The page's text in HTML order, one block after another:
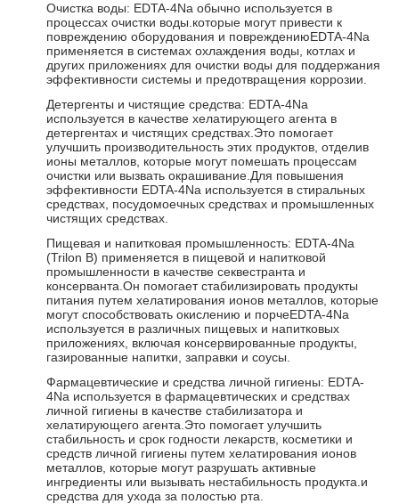
Очистка воды: EDTA-4Na обычно используется в
процессах очистки воды.которые могут привести к
повреждению оборудования и повреждениюEDTA-4Na
применяется в системах охлаждения воды, котлах и
других приложениях для очистки воды для поддержания
эффективности системы и предотвращения коррозии.
Детергенты и чистящие средства: EDTA-4Na
используется в качестве хелатирующего агента в
детергентах и чистящих средствах.Это помогает
улучшить производительность этих продуктов, отделив
ионы металлов, которые могут помешать процессам
очистки или вызвать окрашивание.Для повышения
эффективности EDTA-4Na используется в стиральных
средствах, посудомоечных средствах и промышленных
чистящих средствах.
Пищевая и напитковая промышленность: EDTA-4Na
(Trilon B) применяется в пищевой и напитковой
промышленности в качестве секвестранта и
консерванта.Он помогает стабилизировать продукты
питания путем хелатирования ионов металлов, которые
могут способствовать окислению и порчеEDTA-4Na
используется в различных пищевых и напитковых
приложениях, включая консервированные продукты,
газированные напитки, заправки и соусы.
Фармацевтические и средства личной гигиены: EDTA-
4Na используется в фармацевтических и средствах
личной гигиены в качестве стабилизатора и
хелатирующего агента.Это помогает улучшить
стабильность и срок годности лекарств, косметики и
средств личной гигиены путем хелатирования ионов
металлов, которые могут разрушать активные
ингредиенты или вызывать нестабильность продукта.и
средства для ухода за полостью рта.